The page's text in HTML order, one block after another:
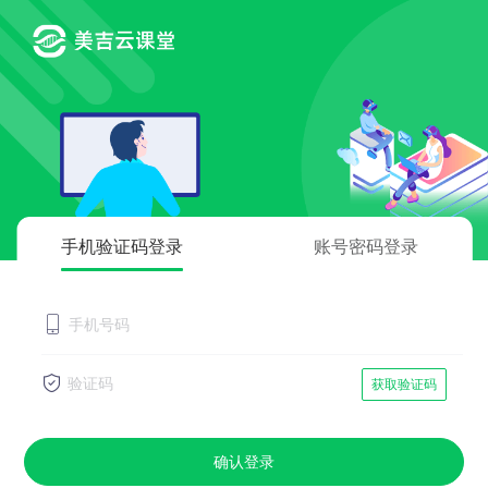
手机验证码登录 账号密码登录
获取验证码
确认登录